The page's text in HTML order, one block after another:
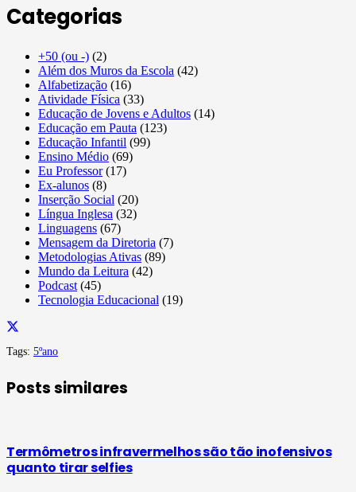
Categorias
+50 (ou -) (2)
Além dos Muros da Escola (42)
Alfabetização (16)
Atividade Física (33)
Educação de Jovens e Adultos (14)
Educação em Pauta (123)
Educação Infantil (99)
Ensino Médio (69)
Eu Professor(17)
Ex-alunos (8)
Inserção Social (20)
Língua Inglesa (32)
Linguagens (67)
Mensagem da Diretoria (7)
Metodologias Ativas (89)
Mundo da Leitura (42)
Podcast (45)
Tecnologia Educacional (19)
Tags: 5ºano
Posts similares
Termômetros infravermelhos são tão inofensivos
quanto tirar selfies